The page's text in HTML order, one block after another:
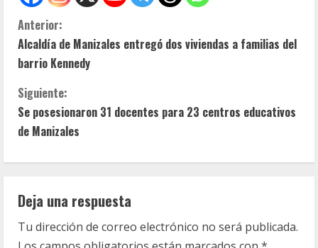
S
i
g
u
e
y
Anterior:
Alcaldía de Manizales entregó dos viviendas a familias del
barrio Kennedy
Siguiente:
Se posesionaron 31 docentes para 23 centros educativos
de Manizales
Deja una respuesta
Tu dirección de correo electrónico no será publicada.